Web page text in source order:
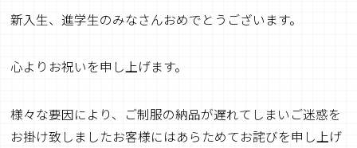
新入生、進学生のみなさんおめでとうございます。
心よりお祝いを申し上げます。
様々な要因により、ご制服の納品が遅れてしまいご迷惑を
お掛け致しましたお客様にはあらためてお詫びを申し上げ